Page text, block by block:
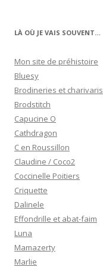
LÀ OÙ JE VAIS SOUVENT…
Mon site de préhistoire
Bluesy
Brodineries et charivaris
Brodstitch
Capucine O
Cathdragon
C en Roussillon
Claudine / Coco2
Coccinelle Poitiers
Criquette
Dalinele
Effondrille et abat-faim
Luna
Mamazerty
Marlie